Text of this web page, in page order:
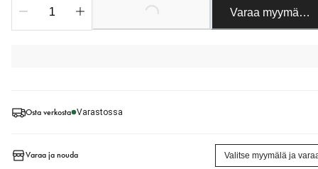
Osta verkosta Varastossa
Varaa ja nouda Valitse myymälä ja
Loading... Varaa